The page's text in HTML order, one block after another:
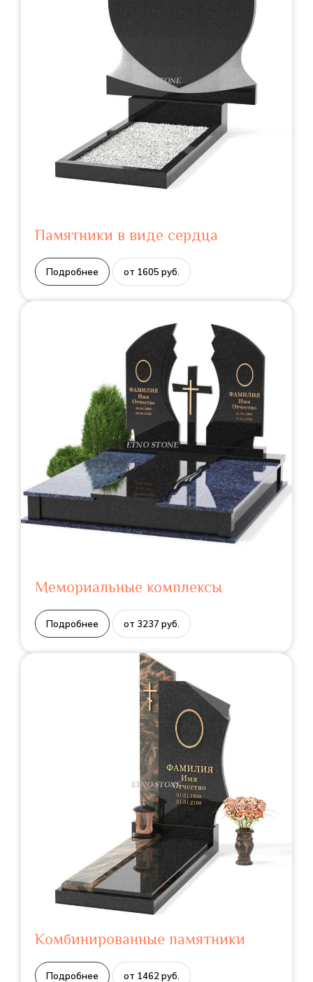
Памятники в виде сердца
Подробнее от 1605 руб.
Мемориальные комплексы
Подробнее от 3237 руб.
Комбинированные памятники
Подробнее от 1462 руб.